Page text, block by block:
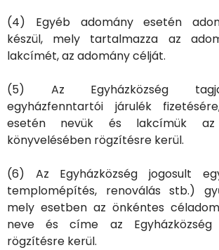
(4) Egyéb adomány esetén
készül, mely tartalmazza az
lakcímét, az adomány célját.
(5) Az Egyházközség
egyházfenntartói járulék
esetén nevük és lakcímük az
könyvelésében rögzítésre kerül.
(6) Az Egyházközség jogosult
templomépítés, renoválás stb.)
mely esetben az önkéntes
neve és címe az Egyházközség
rögzítésre kerül.